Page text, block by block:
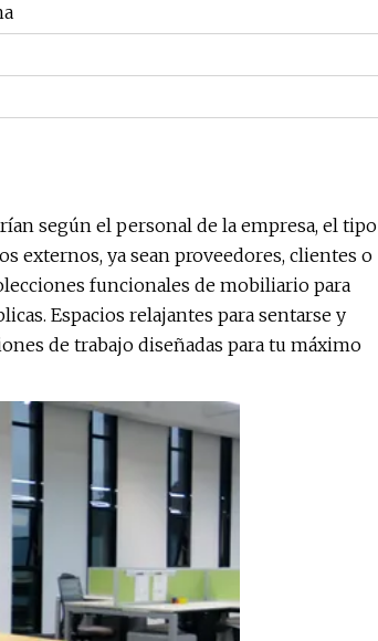
según el personal de la empresa, el tipo
externos, ya sean proveedores, clientes o
funcionales de mobiliario para
Espacios relajantes para sentarse y
de trabajo diseñadas para tu máximo